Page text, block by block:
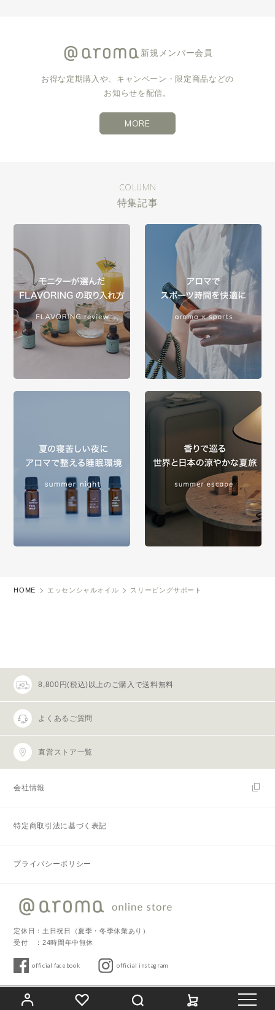
新規メンバー会員
お得な定期購入や、キャンペーン・限定商品などの
お知らせを配信。
MORE
COLUMN
特集記事
HOME エッセンシャルオイル スリーピングサポート
8,800円(税込)以上のご購入で送料無料
よくあるご質問
直営ストア一覧
会社情報
特定商取引法に基づく表記
プライバシーポリシー
定休日：土日祝日（夏季・冬季休業あり）
受付 ：24時間年中無休
official facebook official instagram
Copyright © 2019 @aroma. All Rights Reserved.